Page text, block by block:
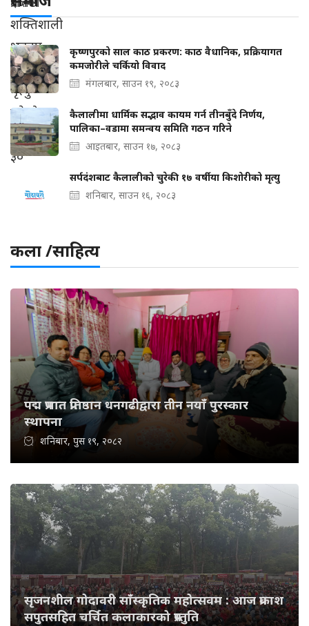
कृष्णपुरको साल काठ प्रकरण: काठ वैधानिक, प्रक्रियागत
कमजोरीले चर्कियो विवाद
मंगलबार, साउन १९, २०८३
कैलालीमा धार्मिक सद्भाव कायम गर्न तीनबुँदे निर्णय,
पालिका–वडामा समन्वय समिति गठन गरिने
आइतबार, साउन १७, २०८३
सर्पदंशबाट कैलालीको चुरेकी १७ वर्षीया किशोरीको मृत्यु
शनिबार, साउन १६, २०८३
कला /साहित्य
पद्म प्रभात प्रतिष्ठान धनगढीद्वारा तीन नयाँ पुरस्कार
स्थापना
शनिबार, पुस १९, २०८२
सृजनशील गोदावरी साँस्कृतिक महोत्सवम : आज प्रकाश
सपुतसहित चर्चित कलाकारको प्रस्तुति